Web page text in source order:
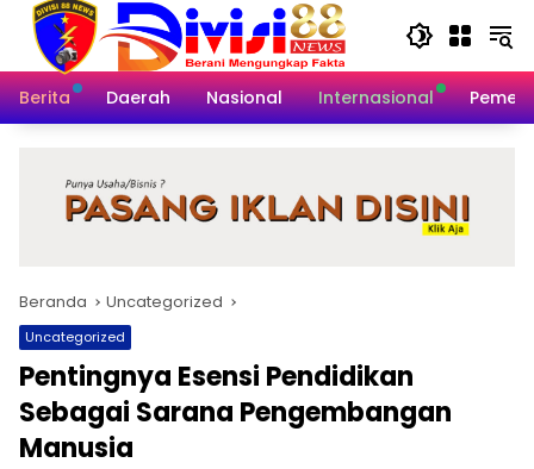
Langsung
konten
Berita
Daerah Nasional Internasional
Beranda Uncategorized
Uncategorized
Pentingnya Esensi Pendidikan
Sebagai Sarana Pengembangan
Manusia